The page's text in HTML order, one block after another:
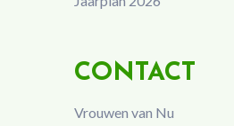
CONTACT
Vrouwen van Nu